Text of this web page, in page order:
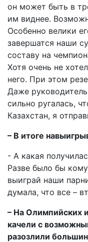
он может быть в
им виднее.
Особенно велики
завершатся наши
составу на
Хотя очень не
него. При этом
Даже
сильно ругалась,
Казахстан, я
– В итоге
- А какая
Разве было бы
выиграй наши
думала, что все –
– На Олимпийских
качели с
разозлили